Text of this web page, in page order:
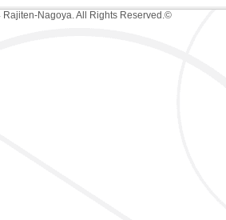
Rajiten-Nagoya. All Rights Reserved.©